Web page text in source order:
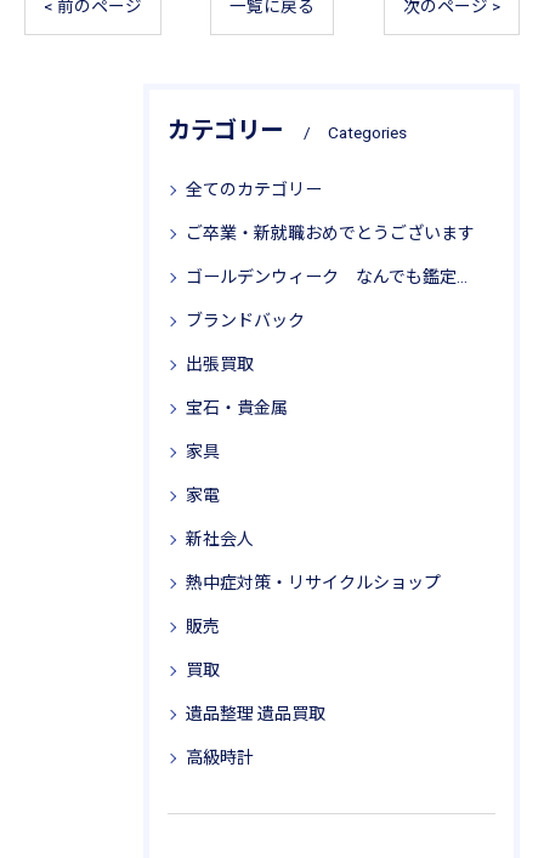
< 前のページ 一覧に戻る 次のページ >
カテゴリー Categories
全てのカテゴリー
ご卒業・新就職おめでとうございます
ゴールデンウィーク なんでも鑑定局 リサイクル思考
ブランドバック
出張買取
宝石・貴金属
家具
家電
新社会人
熱中症対策・リサイクルショップ
販売
買取
遺品整理 遺品買取
高級時計